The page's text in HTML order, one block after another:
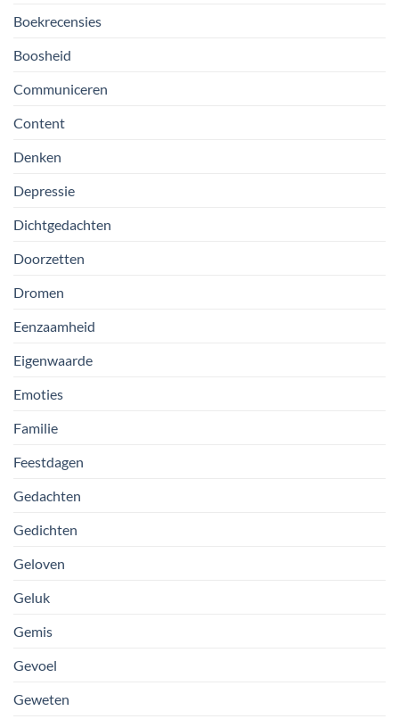
Boekrecensies
Boosheid
Communiceren
Content
Denken
Depressie
Dichtgedachten
Doorzetten
Dromen
Eenzaamheid
Eigenwaarde
Emoties
Familie
Feestdagen
Gedachten
Gedichten
Geloven
Geluk
Gemis
Gevoel
Geweten